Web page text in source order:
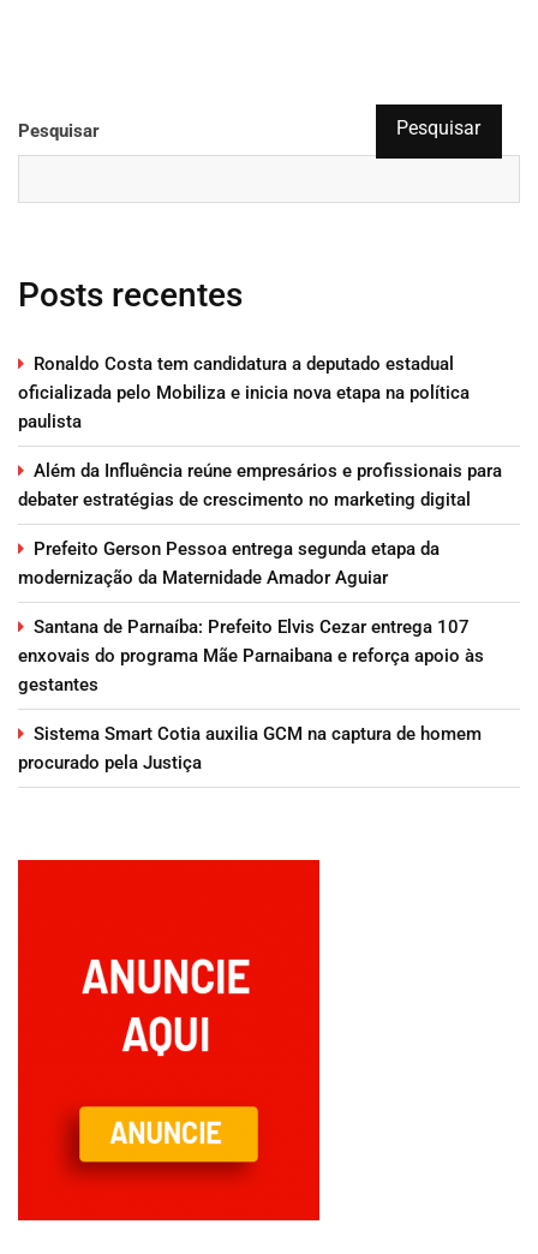
Pesquisar Pesquisar
Posts recentes
Ronaldo Costa tem candidatura a deputado estadual
oficializada pelo Mobiliza e inicia nova etapa na política
paulista
Além da Influência reúne empresários e profissionais para
debater estratégias de crescimento no marketing digital
Prefeito Gerson Pessoa entrega segunda etapa da
modernização da Maternidade Amador Aguiar
Santana de Parnaíba: Prefeito Elvis Cezar entrega 107
enxovais do programa Mãe Parnaibana e reforça apoio às
gestantes
Sistema Smart Cotia auxilia GCM na captura de homem
procurado pela Justiça